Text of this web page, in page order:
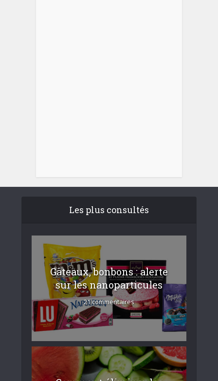
Les plus consultés
Gâteaux, bonbons : alerte
sur les nanoparticules
21 commentaires